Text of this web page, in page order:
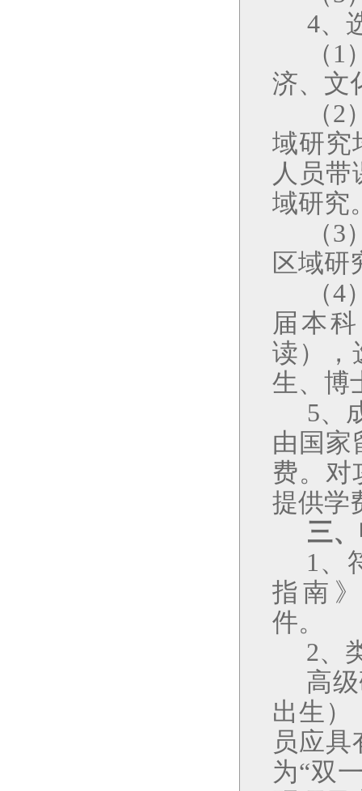
4、
（ 1
济、文
（2
域研究
人员
域研究
（3
区域研
（4
届本
读），
生、博
5、
由国家
费。对
提供学
三
1 、
指南
件。
2、
高
出生）
员应
为“双